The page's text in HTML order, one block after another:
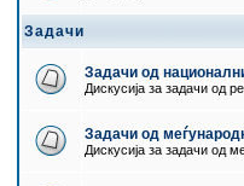
Задачи
Задачи од
Дискусија за задачи од
Задачи од
Дискусија за задачи од